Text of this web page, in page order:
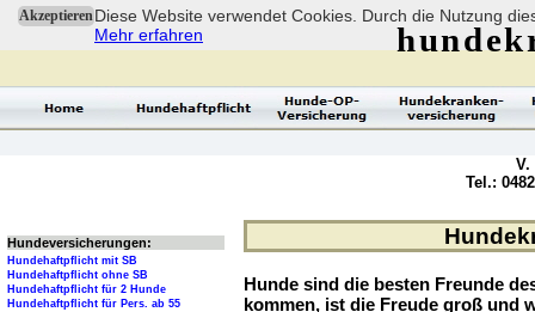
AkzeptierenDiese Website verwendet Cookies. Durch die Nutzung
Mehr erfahren
Hunde sind die besten Freunde
kommen, ist die Freude groß und
Hundeversicherungen:
Hundehaftpflicht mit SB
Hundehaftpflicht ohne SB
Hundehaftpflicht für 2 Hunde
Hundehaftpflicht für Pers. ab 55
V.
Tel.: